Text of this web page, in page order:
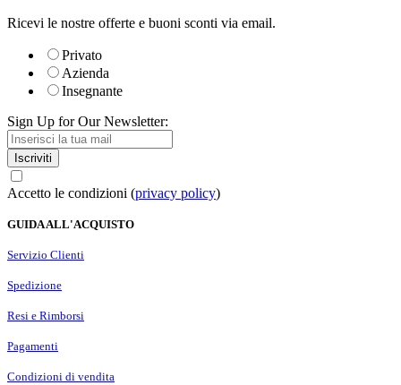
Ricevi le nostre offerte e buoni sconti via email.
Privato
Azienda
Insegnante
Sign Up for Our Newsletter:
Iscriviti
Accetto le condizioni (privacy policy)
GUIDA ALL'ACQUISTO
Servizio Clienti
Spedizione
Resi e Rimborsi
Pagamenti
Condizioni di vendita